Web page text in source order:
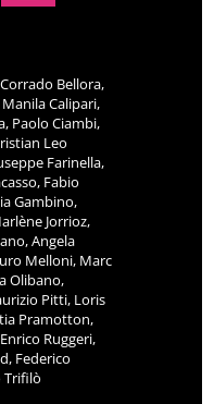
Bellora,
Calipari,
Paolo Ciambi,
Leo
Farinella,
Fabio
Gambino,
Jorrioz,
Angela
Melloni, Marc
Olibano,
Pitti, Loris
Pramotton,
Ruggeri,
Federico
Trifilò